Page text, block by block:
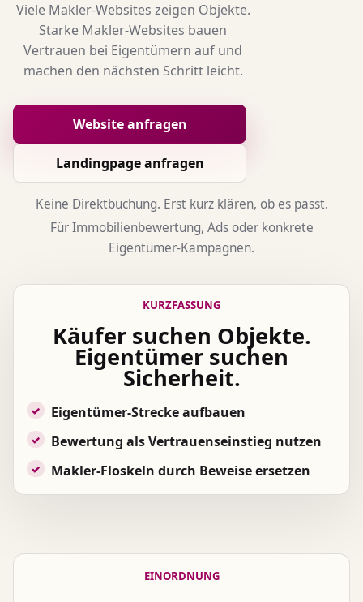
Viele Makler-Websites zeigen Objekte.
Starke Makler-Websites bauen
Vertrauen bei Eigentümern auf und
machen den nächsten Schritt leicht.
Website anfragen
Landingpage anfragen
Keine Direktbuchung. Erst kurz klären, ob es passt.
Für Immobilienbewertung, Ads oder konkrete
Eigentümer-Kampagnen.
KURZFASSUNG
Käufer suchen Objekte.
Eigentümer suchen
Sicherheit.
Eigentümer-Strecke aufbauen
Bewertung als Vertrauenseinstieg nutzen
Makler-Floskeln durch Beweise ersetzen
EINORDNUNG